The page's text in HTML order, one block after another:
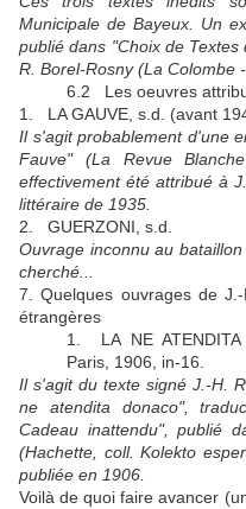
Municipale de Bayeux. Un
publié dans "Choix de
R. Borel-Rosny (La Colombe -
6.2 Les oeuvres
1. LA GAUVE, s.d. (avant
Il s'agit probablement d'une
Fauve" (La Revue
effectivement été attribué à
littéraire de 1935.
2. GUERZONI, s.d.
Ouvrage inconnu au
cherché...
7. Quelques ouvrages de
étrangères
1. LA NE ATENDITA
Paris, 1906, in-16.
Il s'agit du texte signé J.-H.
ne atendita donaco",
Cadeau inattendu", publié
(Hachette, coll. Kolekto
publiée en 1906.
Voilà de quoi faire avancer